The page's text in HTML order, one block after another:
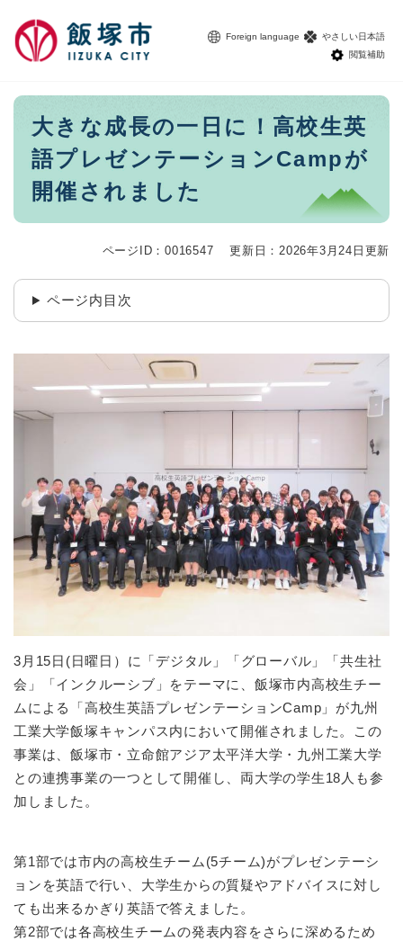
Foreign language
やさしい日本語
閲覧補助
本
大きな成長の一日に！高校生英
語プレゼンテーションCampが
開催されました
ページID：0016547 更新日：2026年3月24日更新
ページ内目次
3月15日(日曜日）に「デジタル」「グローバル」「共生社
会」「インクルーシブ」をテーマに、飯塚市内高校生チー
ムによる「高校生英語プレゼンテーションCamp」が九州
工業大学飯塚キャンパス内において開催されました。この
事業は、飯塚市・立命館アジア太平洋大学・九州工業大学
との連携事業の一つとして開催し、両大学の学生18人も参
加しました。
第1部では市内の高校生チーム(5チーム)がプレゼンテーシ
ョンを英語で行い、大学生からの質疑やアドバイスに対し
ても出来るかぎり英語で答えました。
第2部では各高校生チームの発表内容をさらに深めるため